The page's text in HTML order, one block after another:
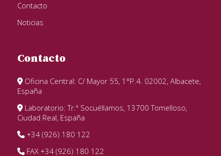
Contacto
Noticias
Contacto
Oficina Central: C/ Mayor 55, 1°P.4. 02002, Albacete,
España
Laboratorio: Tr.ª Socuéllamos, 13700 Tomelloso,
Ciudad Real, España
+34 (926) 180 122
FAX +34 (926) 180 122